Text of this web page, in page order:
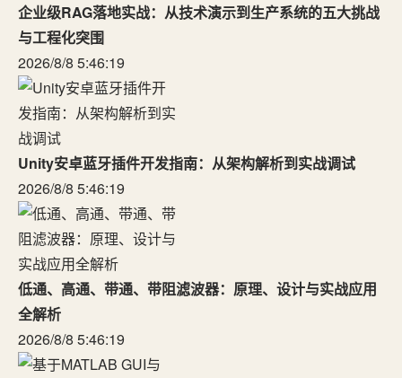
企业级RAG落地实战：从技术演示到生产系统的五大挑战
与工程化突围
2026/8/8 5:46:19
Unity安卓蓝牙插件开发指南：从架构解析到实战调试
2026/8/8 5:46:19
低通、高通、带通、带阻滤波器：原理、设计与实战应用
全解析
2026/8/8 5:46:19